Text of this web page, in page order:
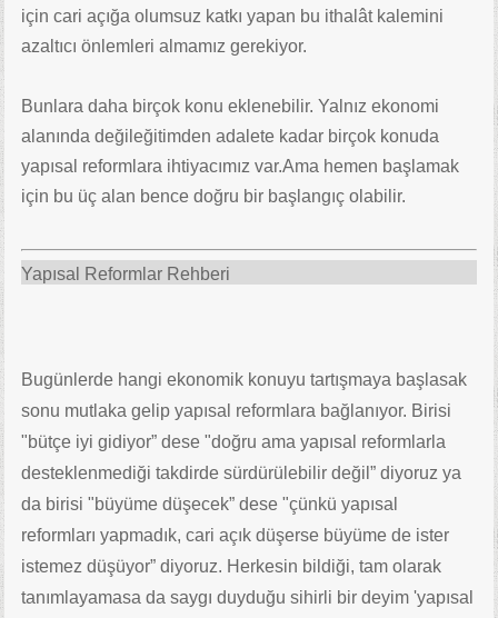
için cari açığa olumsuz katkı yapan bu ithalât kalemini
azaltıcı önlemleri almamız gerekiyor.
Bunlara daha birçok konu eklenebilir. Yalnız ekonomi
alanında değileğitimden adalete kadar birçok konuda
yapısal reformlara ihtiyacımız var.Ama hemen başlamak
için bu üç alan bence doğru bir başlangıç olabilir.
Yapısal Reformlar Rehberi
Bugünlerde hangi ekonomik konuyu tartışmaya başlasak
sonu mutlaka gelip yapısal reformlara bağlanıyor. Birisi
"bütçe iyi gidiyor” dese "doğru ama yapısal reformlarla
desteklenmediği takdirde sürdürülebilir değil” diyoruz ya
da birisi "büyüme düşecek” dese "çünkü yapısal
reformları yapmadık, cari açık düşerse büyüme de ister
istemez düşüyor” diyoruz. Herkesin bildiği, tam olarak
tanımlayamasa da saygı duyduğu sihirli bir deyim 'yapısal